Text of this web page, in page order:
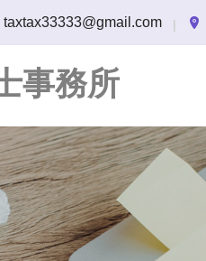
taxtax33333@gmail.com |
事務所